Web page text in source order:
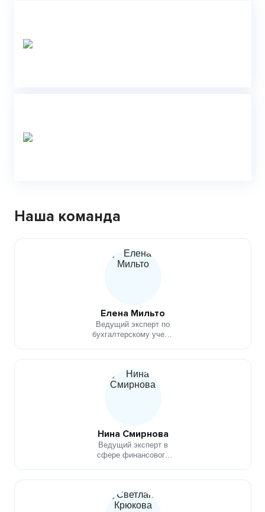
Наша команда
Елена Мильто
Ведущий эксперт по
бухгалтерскому учету,
Нина Смирнова
Ведущий эксперт в
сфере финансового
управления рисками